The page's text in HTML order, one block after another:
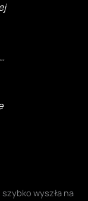
wyszła na